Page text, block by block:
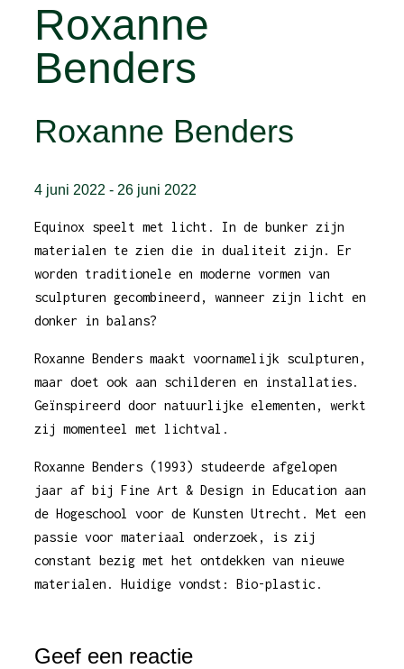
Roxanne
Benders
Roxanne Benders
4 juni 2022 - 26 juni 2022
Equinox speelt met licht. In de bunker zijn
materialen te zien die in dualiteit zijn. Er
worden traditionele en moderne vormen van
sculpturen gecombineerd, wanneer zijn licht en
donker in balans?
Roxanne Benders maakt voornamelijk sculpturen,
maar doet ook aan schilderen en installaties.
Geïnspireerd door natuurlijke elementen, werkt
zij momenteel met lichtval.
Roxanne Benders (1993) studeerde afgelopen
jaar af bij Fine Art & Design in Education aan
de Hogeschool voor de Kunsten Utrecht. Met een
passie voor materiaal onderzoek, is zij
constant bezig met het ontdekken van nieuwe
materialen. Huidige vondst: Bio-plastic.
Geef een reactie